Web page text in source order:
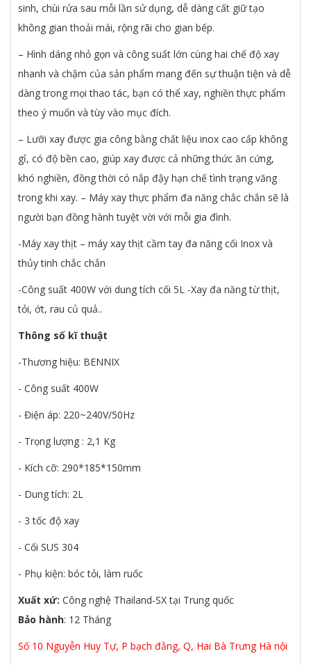
sinh, chùi rửa sau mỗi lần sử dụng, dễ dàng cất giữ tạo
không gian thoải mái, rộng rãi cho gian bếp.
– Hình dáng nhỏ gọn và công suất lớn cùng hai chế độ xay
nhanh và chậm của sản phẩm mang đến sự thuận tiện và dễ
dàng trong mọi thao tác, bạn có thể xay, nghiền thực phẩm
theo ý muốn và tùy vào mục đích.
– Lưỡi xay được gia công bằng chất liệu inox cao cấp không
gỉ, có độ bền cao, giúp xay được cả những thức ăn cứng,
khó nghiền, đồng thời có nắp đậy hạn chế tình trạng văng
trong khi xay. – Máy xay thực phẩm đa năng chắc chắn sẽ là
người bạn đồng hành tuyệt vời với mỗi gia đình.
-Máy xay thịt – máy xay thịt cầm tay đa năng cối Inox và
thủy tinh chắc chắn
-Công suất 400W với dung tích cối 5L -Xay đa năng từ thịt,
tỏi, ớt, rau củ quả..
Thông số kĩ thuật
-Thương hiệu: BENNIX
- Công suất 400W
- Điện áp: 220~240V/50Hz
- Trọng lượng : 2,1 Kg
- Kích cỡ: 290*185*150mm
- Dung tích: 2L
- 3 tốc độ xay
- Cối SUS 304
- Phụ kiện: bóc tỏi, làm ruốc
Xuất xứ: Công nghệ Thailand-SX tại Trung quốc
Bảo hành: 12 Tháng
Số 10 Nguyễn Huy Tự, P bạch đằng, Q, Hai Bà Trưng Hà nội